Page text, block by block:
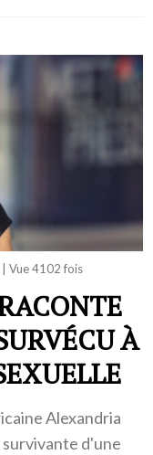
Vue 4102 fois
À
Alexandria
d'une